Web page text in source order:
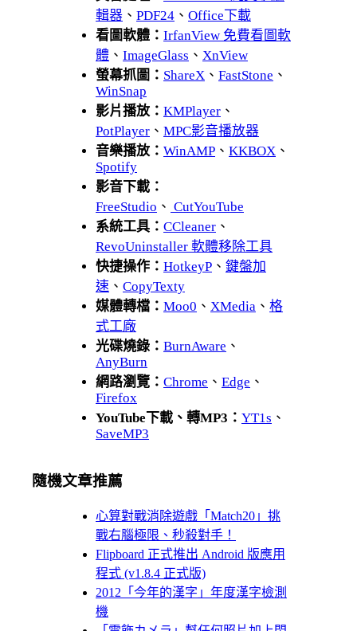
輯器 、 PDF24 、 Office下載
看圖軟體： IrfanView 免費看圖軟
體 、 ImageGlass 、 XnView
螢幕抓圖： ShareX 、 FastStone 、
WinSnap
影片播放： KMPlayer 、
PotPlayer 、 MPC影音播放器
音樂播放： WinAMP 、 KKBOX 、
Spotify
影音下載：
FreeStudio 、 CutYouTube
系統工具： CCleaner 、
RevoUninstaller 軟體移除工具
快捷操作： HotkeyP 、 鍵盤加
速 、 CopyTexty
媒體轉檔： Moo0 、 XMedia 、 格
式工廠
光碟燒錄： BurnAware 、
AnyBurn
網路瀏覽： Chrome 、 Edge 、
Firefox
YouTube下載、轉MP3： YT1s 、
SaveMP3
隨機文章推薦
心算對戰消除遊戲「Match20」挑
戰右腦極限、秒殺對手！
Flipboard 正式推出 Android 版應用
程式 (v1.8.4 正式版)
2012「今年的漢字」年度漢字檢測
機